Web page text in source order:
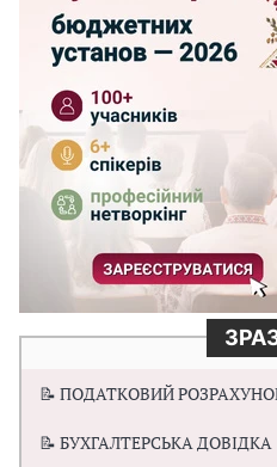
📝 ПОДАТКОВИЙ
📝 БУХГАЛТЕРСЬКА ДОВІДКА